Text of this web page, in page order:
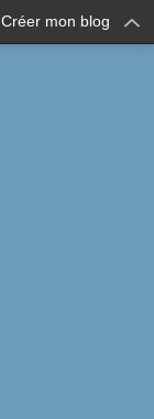
Créer mon blog